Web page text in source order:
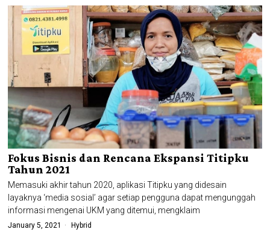
Fokus Bisnis dan Rencana Ekspansi Titipku
Tahun 2021
Memasuki akhir tahun 2020, aplikasi Titipku yang didesain
layaknya ‘media sosial’ agar setiap pengguna dapat mengunggah
informasi mengenai UKM yang ditemui, mengklaim
January 5, 2021 Hybrid